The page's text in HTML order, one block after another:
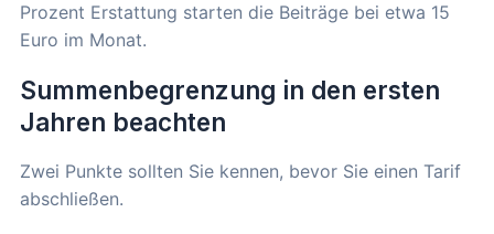
Prozent Erstattung starten die Beiträge bei etwa 15
Euro im Monat.
Summenbegrenzung in den ersten
Jahren beachten
Zwei Punkte sollten Sie kennen, bevor Sie einen Tarif
abschließen.